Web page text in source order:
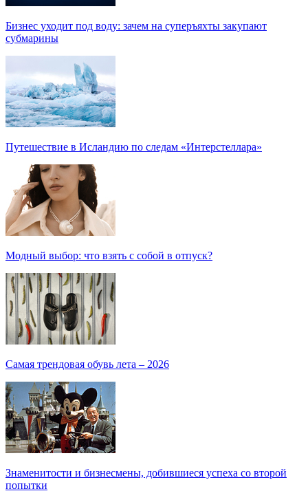
Бизнес уходит под воду: зачем на суперъяхты закупают
субмарины
Путешествие в Исландию по следам «Интерстеллара»
Модный выбор: что взять с собой в отпуск?
Самая трендовая обувь лета – 2026
Знаменитости и бизнесмены, добившиеся успеха со второй
попытки